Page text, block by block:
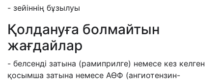
- зейіннің бұзылуы
Қолдануға болмайтын
жағдайлар
- белсенді затына (рамиприлге) немесе кез келген
қосымша затына немесе АӨФ (ангиотензин-